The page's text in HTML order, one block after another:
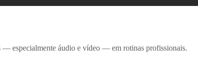
— especialmente áudio e vídeo — em rotinas profissionais.